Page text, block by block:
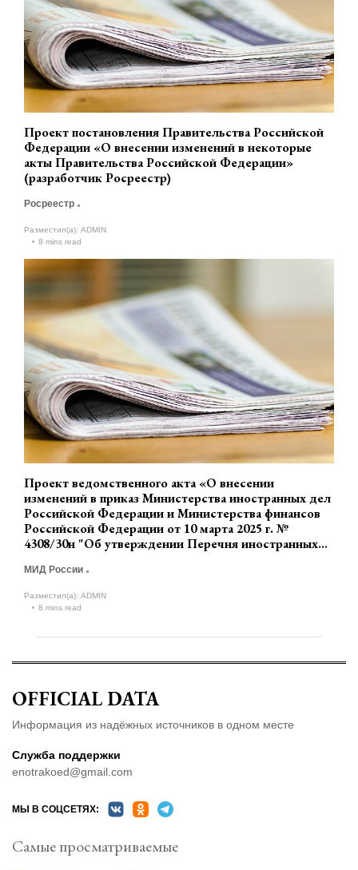
Проект постановления Правительства Российской
Федерации «О внесении изменений в некоторые
акты Правительства Российской Федерации»
(разработчик Росреестр)
Росреестр
Разместил(а): ADMIN
8 mins read
Проект ведомственного акта «О внесении
изменений в приказ Министерства иностранных дел
Российской Федерации и Министерства финансов
Российской Федерации от 10 марта 2025 г. №
4308/30н "Об утверждении Перечня иностранных
приравненных к ним представительств которых
применяются положения подпункта 7 пункта 1
статьи 164 Налогового кодекса Российской
МИД России
Разместил(а): ADMIN
8 mins read
OFFICIAL DATA
Информация из надёжных источников в одном месте
Служба поддержки
enotrakoed@gmail.com
МЫ В СОЦСЕТЯХ:
Самые просматриваемые